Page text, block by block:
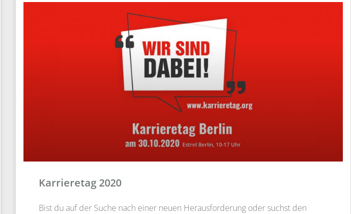
Karrieretag 2020
Bist du auf der Suche nach einer neuen Herausforderung oder suchst den